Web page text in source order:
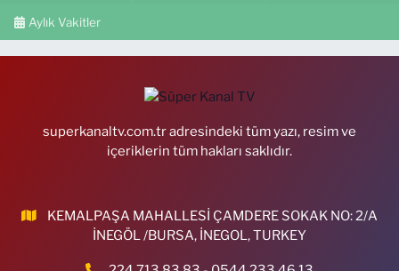
Aylık Vakitler
superkanaltv.com.tr adresindeki tüm yazı, resim ve
içeriklerin tüm hakları saklıdır.
KEMALPAŞA MAHALLESİ ÇAMDERE SOKAK NO: 2/A
İNEGÖL /BURSA, İNEGOL, TURKEY